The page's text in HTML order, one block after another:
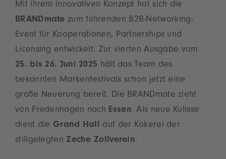
Mit ihrem innovativen Konzept hat sich die
BRANDmate zum führenden B2B-Networking-
Event für Kooperationen, Partnerships und
Licensing entwickelt. Zur vierten Ausgabe vom
25. bis 26. Juni 2025 hält das Team des
bekannten Markenfestivals schon jetzt eine
große Neuerung bereit. Die BRANDmate zieht
von Fredenhagen nach Essen. Als neue Kulisse
dient die Grand Hall auf der Kokerei der
stillgelegtenZeche Zollverein.